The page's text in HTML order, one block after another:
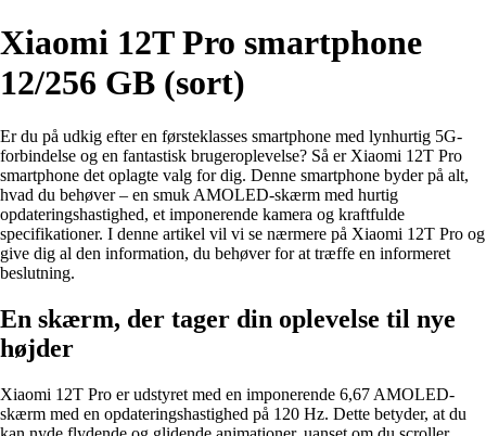
Xiaomi 12T Pro smartphone
12/256 GB (sort)
Er du på udkig efter en førsteklasses smartphone med lynhurtig 5G-
forbindelse og en fantastisk brugeroplevelse? Så er Xiaomi 12T Pro
smartphone det oplagte valg for dig. Denne smartphone byder på alt,
hvad du behøver – en smuk AMOLED-skærm med hurtig
opdateringshastighed, et imponerende kamera og kraftfulde
specifikationer. I denne artikel vil vi se nærmere på Xiaomi 12T Pro og
give dig al den information, du behøver for at træffe en informeret
beslutning.
En skærm, der tager din oplevelse til nye
højder
Xiaomi 12T Pro er udstyret med en imponerende 6,67 AMOLED-
skærm med en opdateringshastighed på 120 Hz. Dette betyder, at du